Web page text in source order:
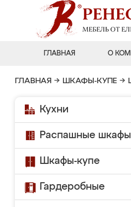
ГЛАВНАЯ О
ГЛАВНАЯ → ШКАФЫ-КУПЕ →
Кухни
Распашные шкафы
Шкафы-купе
Гардеробные